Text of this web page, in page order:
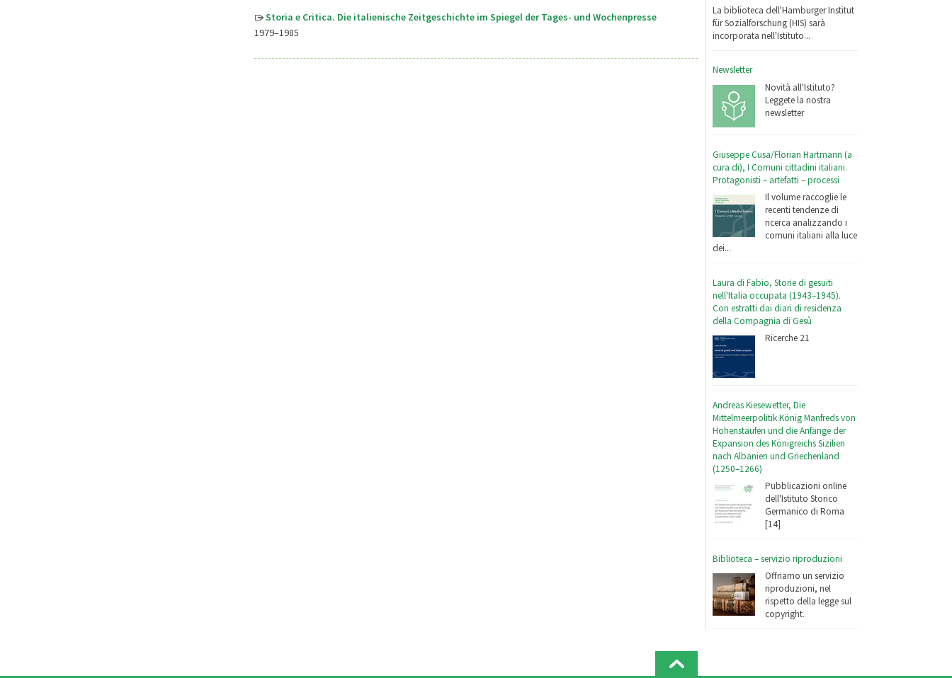
La biblioteca dell'Hamburger Institut
für Sozialforschung (HIS) sarà
incorporata nell'Istituto...
Newsletter
Novità all'Istituto?
Leggete la nostra
newsletter
Giuseppe Cusa/Florian Hartmann (a
cura di), I Comuni cittadini italiani.
Protagonisti – artefatti – processi
Il volume raccoglie le
recenti tendenze di
ricerca analizzando i
comuni italiani alla luce
dei...
Laura di Fabio, Storie di gesuiti
nell'Italia occupata (1943–1945).
Con estratti dai diari di residenza
della Compagnia di Gesù
Ricerche 21
Andreas Kiesewetter, Die
Mittelmeerpolitik König Manfreds von
Hohenstaufen und die Anfänge der
Expansion des Königreichs Sizilien
nach Albanien und Griechenland
(1250–1266)
Pubblicazioni online
dell'Istituto Storico
Germanico di Roma
[14]
Biblioteca – servizio riproduzioni
Offriamo un servizio
riproduzioni, nel
rispetto della legge sul
copyright.
Storia e Critica. Die italienische Zeitgeschichte im Spiegel der Tages- und Wochenpresse
1979–1985